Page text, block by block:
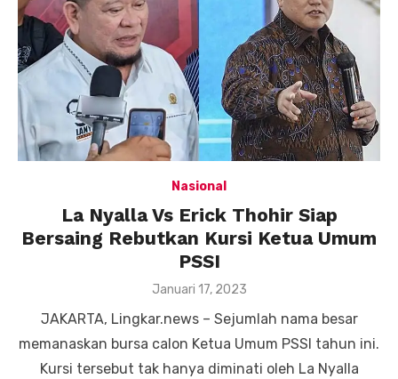
Nasional
La Nyalla Vs Erick Thohir Siap
Bersaing Rebutkan Kursi Ketua Umum
PSSI
Posted
Januari 17, 2023
JAKARTA, Lingkar.news – Sejumlah nama besar
memanaskan bursa calon Ketua Umum PSSI tahun ini.
Kursi tersebut tak hanya diminati oleh La Nyalla